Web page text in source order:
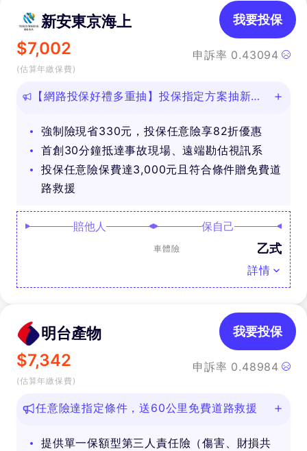
新安東京海上
$7,002
(估算年繳保費)
申訴率 0.43094
我要投保
【網路投保好禮多重抽】投保指定方案抽新款
強制險現省330元，投保任意險享82折優惠
首創30分鐘抵達事故現場、遠端勘估視訊系
投保任意險保費達3,000元且符合條件贈免費道
路救援
賠他人 保自己
車體險 乙式
詳情
明台產物
$7,342
(估算年繳保費)
申訴率 0.48984
我要投保
任意險達指定條件，送60公里免費道路救援
提供單一保額型第三人責任險（傷害、財損共